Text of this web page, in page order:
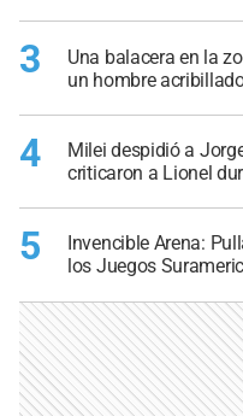
3
Una balacera en la
un hombre
4
Milei despidió a
criticaron a Lionel
5
Invencible Arena:
los Juegos